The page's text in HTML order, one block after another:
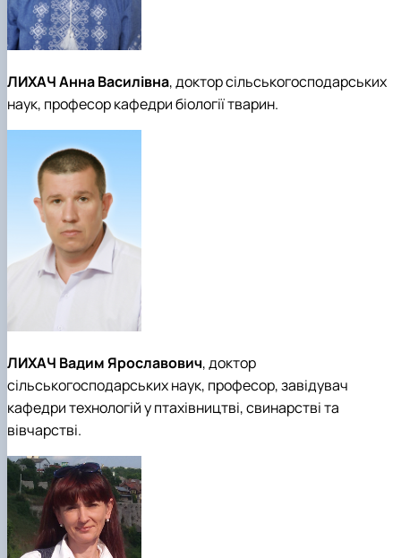
ЛИХАЧ Анна Василівна, доктор сільськогосподарських
наук, професор кафедри біології тварин.
ЛИХАЧ Вадим Ярославович, доктор
сільськогосподарських наук, професор, завідувач
кафедри технологій у птахівництві, свинарстві та
вівчарстві.